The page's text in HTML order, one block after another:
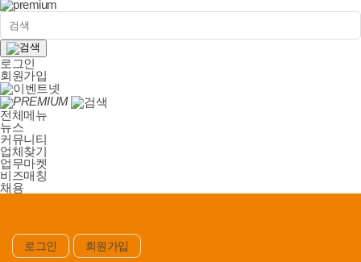
로그인
회원가입
PREMIUM
전체메뉴
뉴스
커뮤니티
업체찾기
업무마켓
비즈매칭
채용
로그인 회원가입